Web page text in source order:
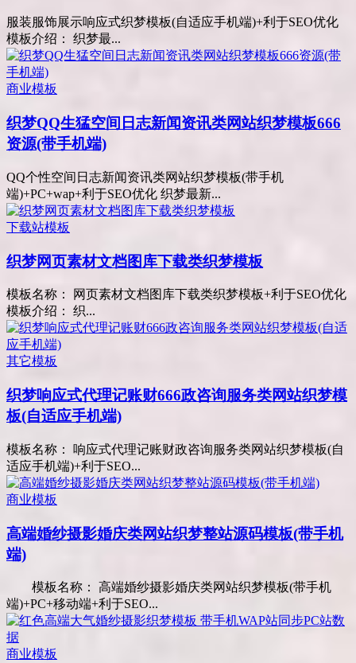
服装服饰展示响应式织梦模板(自适应手机端)+利于SEO优化
模板介绍： 织梦最...
商业模板
织梦QQ生猛空间日志新闻资讯类网站织梦模板666
资源(带手机端)
QQ个性空间日志新闻资讯类网站织梦模板(带手机
端)+PC+wap+利于SEO优化 织梦最新...
下载站模板
织梦网页素材文档图库下载类织梦模板
模板名称： 网页素材文档图库下载类织梦模板+利于SEO优化
模板介绍： 织...
其它模板
织梦响应式代理记账财666政咨询服务类网站织梦模
板(自适应手机端)
模板名称： 响应式代理记账财政咨询服务类网站织梦模板(自
适应手机端)+利于SEO...
商业模板
高端婚纱摄影婚庆类网站织梦整站源码模板(带手机
端)
模板名称： 高端婚纱摄影婚庆类网站织梦模板(带手机
端)+PC+移动端+利于SEO...
商业模板